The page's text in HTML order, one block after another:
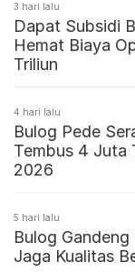
3 hari lalu
Dapat Subsidi
Hemat Biaya
Triliun
4 hari lalu
Bulog Pede
Tembus 4 Juta
2026
5 hari lalu
Bulog
Jaga Kualitas